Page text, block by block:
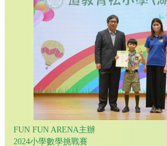
FUN FUN ARENA主辦
2024小學數學挑戰賽